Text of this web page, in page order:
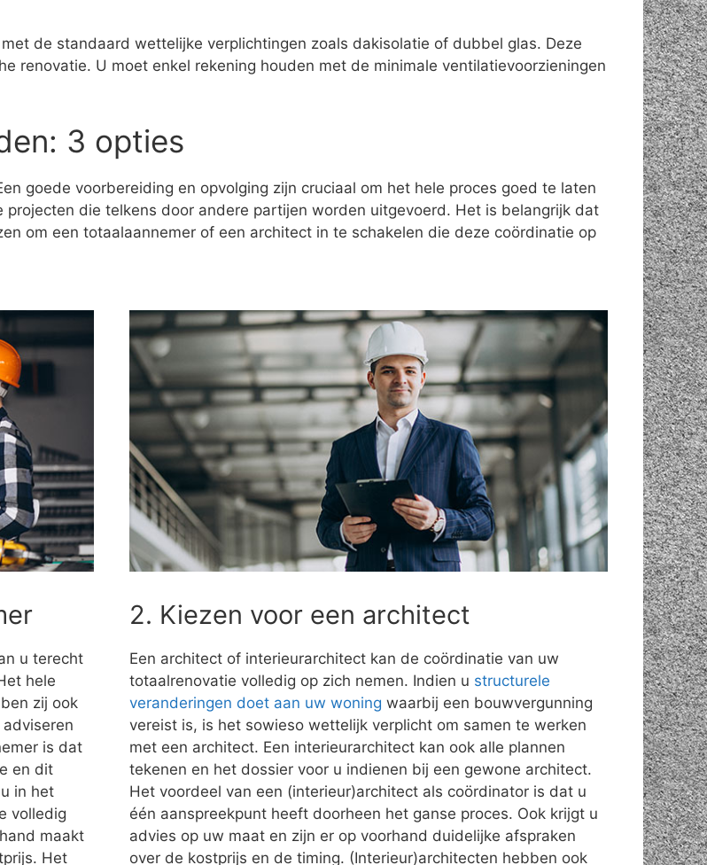
de standaard wettelijke verplichtingen zoals dakisolatie of dubbel glas. Deze
renovatie. U moet enkel rekening houden met de minimale ventilatievoorzieningen
3 opties
goede voorbereiding en opvolging zijn cruciaal om het hele proces goed te laten
die telkens door andere partijen worden uitgevoerd. Het is belangrijk dat
om een totaalaannemer of een architect in te schakelen die deze coördinatie op
u terecht
hele
zij ook
is dat
en dit
in het
volledig
maakt
Het
2. Kiezen voor een architect
Een architect of interieurarchitect kan de coördinatie van uw
totaalrenovatie volledig op zich nemen. Indien u structurele
veranderingen doet aan uw woning waarbij een bouwvergunning
vereist is, is het sowieso wettelijk verplicht om samen te werken
met een architect. Een interieurarchitect kan ook alle plannen
tekenen en het dossier voor u indienen bij een gewone architect.
Het voordeel van een (interieur)architect als coördinator is dat u
één aanspreekpunt heeft doorheen het ganse proces. Ook krijgt u
advies op uw maat en zijn er op voorhand duidelijke afspraken
over de kostprijs en de timing. (Interieur)architecten hebben ook